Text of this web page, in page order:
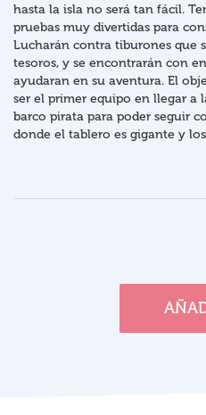
hasta la isla no será tan fácil.
pruebas muy divertidas para
Lucharán contra tiburones que
tesoros, y se encontrarán con
ayudaran en su aventura. El
ser el primer equipo en llegar a
barco pirata para poder seguir
donde el tablero es gigante y